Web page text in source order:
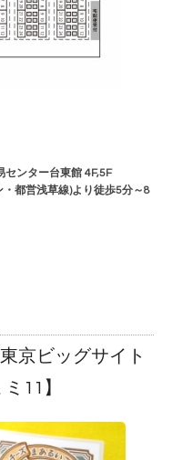
ンター台東館 4F,5F
都営浅草線)より徒歩5分～8
京ビッグサイト
11】